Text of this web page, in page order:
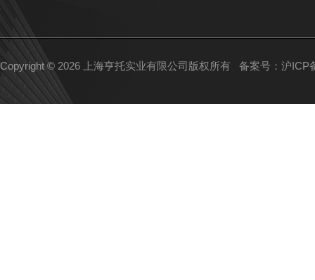
Copyright © 2026 上海亨托实业有限公司版权所有 备案号：沪ICP